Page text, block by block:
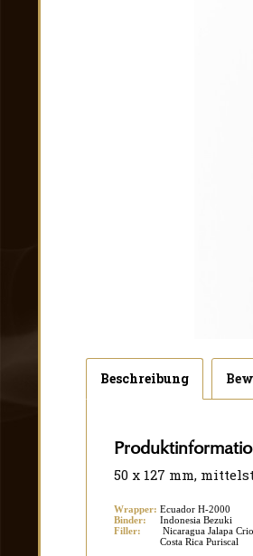
Beschreibung
50 x 127 mm,
Wrapper: Ecuador H-2000
Binder: Indonesia Bezuki
Filler: Nicaragua Jalapa
Costa Rica Puriscal